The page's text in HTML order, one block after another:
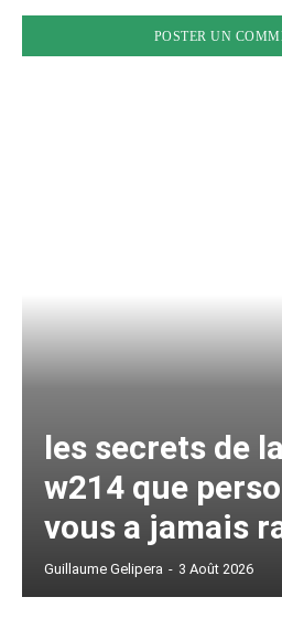
les secrets de
w214 que
vous a jamais
Guillaume Gelipera - 3 Août 2026